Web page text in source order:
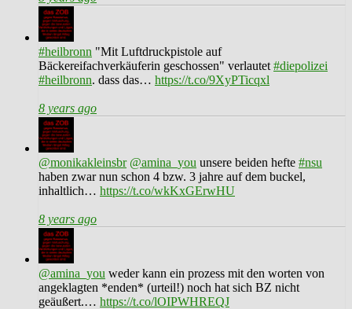
#heilbronn "Mit Luftdruckpistole auf
Bäckereifachverkäuferin geschossen" verlautet #diepolizei
#heilbronn. dass das… https://t.co/9XyPTicqxl
8 years ago
@monikakleinsbr @amina_you unsere beiden hefte #nsu
haben zwar nun schon 4 bzw. 3 jahre auf dem buckel,
inhaltlich… https://t.co/wkKxGErwHU
8 years ago
@amina_you weder kann ein prozess mit den worten von
angeklagten *enden* (urteil!) noch hat sich BZ nicht
geäußert.… https://t.co/lOIPWHREQJ